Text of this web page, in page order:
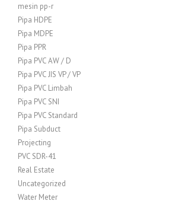
mesin pp-r
Pipa HDPE
Pipa MDPE
Pipa PPR
Pipa PVC AW / D
Pipa PVC JIS VP / VP
Pipa PVC Limbah
Pipa PVC SNI
Pipa PVC Standard
Pipa Subduct
Projecting
PVC SDR-41
Real Estate
Uncategorized
Water Meter